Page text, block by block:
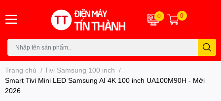
0 0
Trang chủ / Tivi Samsung 100 inch /
Smart Tivi Mini LED Samsung AI 4K 100 inch UA100M90H - Mới
2026